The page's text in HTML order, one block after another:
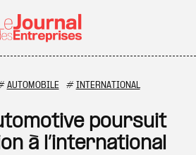
AUTOMOBILE # INTERNATIONAL
poursuit
à l’international